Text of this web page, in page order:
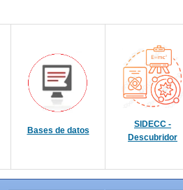
Bases de datos
SIDECC -
Descubridor